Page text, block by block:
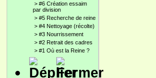
> #6 Création essaim
par division
> #5 Recherche de reine
> #4 Nettoyage (récolte)
> #3 Nourrissement
> #2 Retrait des cadres
> #1 Où est la Reine ?